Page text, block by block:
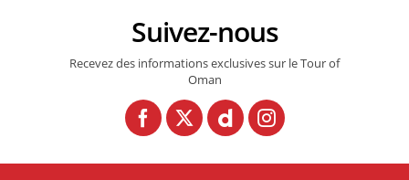
Suivez-nous
Recevez des informations exclusives sur le Tour of
Oman